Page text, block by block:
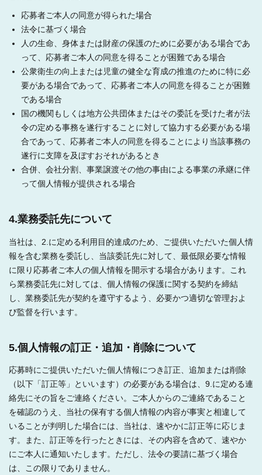
応募者ご本人の同意が得られた場合
法令に基づく場合
人の生命、身体または財産の保護のために必要がある場合であ
って、応募者ご本人の同意を得ることが困難である場合
公衆衛生の向上または児童の健全な育成の推進のために特に必
要がある場合であって、応募者ご本人の同意を得ることが困難
である場合
国の機関もしくは地方公共団体またはその委託を受けた者が法
令の定める事務を遂行することに対して協力する必要がある場
合であって、応募者ご本人の同意を得ることにより当該事務の
遂行に支障を及ぼすおそれがあるとき
合併、会社分割、事業譲渡その他の事由による事業の承継に伴
って個人情報が提供される場合
4.業務委託先について
当社は、2.に定める利用目的達成のため、ご提供いただいた個人情
報を含む業務を委託し、当該委託先に対して、最低限必要な情報
に限り応募者ご本人の個人情報を開示する場合があります。これ
ら業務委託先に対しては、個人情報の保護に関する契約を締結
し、業務委託先が契約を遵守するよう、必要かつ適切な管理およ
び監督を行います。
5.個人情報の訂正・追加・削除について
応募時にご提供いただいた個人情報につき訂正、追加または削除
（以下「訂正等」といいます）の必要がある場合は、9.に定める連
絡先にその旨をご連絡ください。ご本人からのご連絡であること
を確認のうえ、当社の保有する個人情報の内容が事実と相違して
いることが判明した場合には、当社は、速やかに訂正等に応じま
す。また、訂正等を行ったときには、その内容を含めて、速やか
にご本人に通知いたします。ただし、法令の要請に基づく場合
は、この限りでありません。